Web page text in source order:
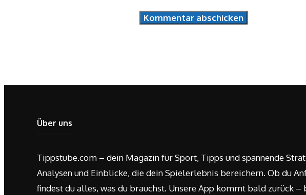
Über uns
Tippstube.com – dein Magazin für Sport, Tipps und spannende
Analysen und Einblicke, die dein Spielerlebnis bereichern. Ob du
findest du alles, was du brauchst. Unsere App kommt bald zurück